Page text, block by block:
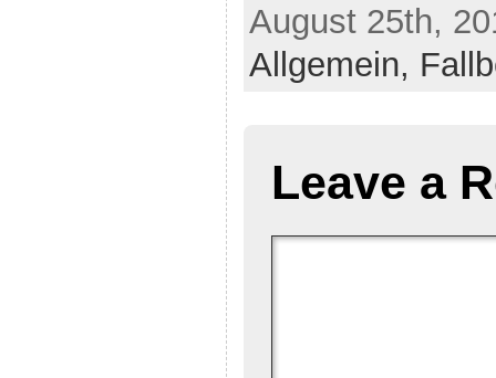
August 25th,
Allgemein,
Leave a